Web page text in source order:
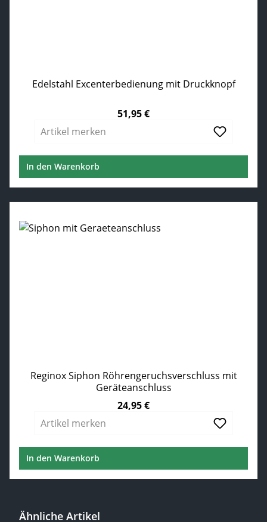
Edelstahl Excenterbedienung mit Druckknopf
51,95 €
Artikel merken
In den Warenkorb
Reginox Siphon Röhrengeruchsverschluss mit
Geräteanschluss
24,95 €
Artikel merken
In den Warenkorb
Ähnliche Artikel